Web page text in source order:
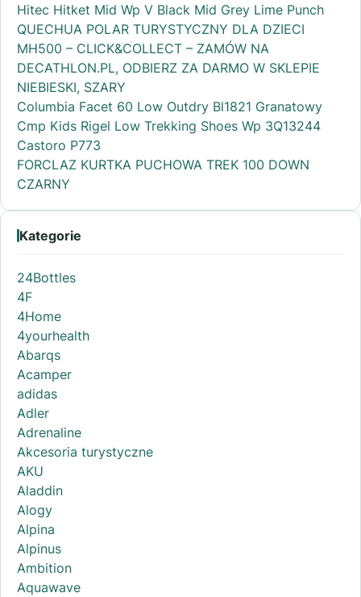
Hitec Hitket Mid Wp V Black Mid Grey Lime Punch
QUECHUA POLAR TURYSTYCZNY DLA DZIECI
MH500 – CLICK&COLLECT – ZAMÓW NA
DECATHLON.PL, ODBIERZ ZA DARMO W SKLEPIE
NIEBIESKI, SZARY
Columbia Facet 60 Low Outdry Bl1821 Granatowy
Cmp Kids Rigel Low Trekking Shoes Wp 3Q13244
Castoro P773
FORCLAZ KURTKA PUCHOWA TREK 100 DOWN
CZARNY
Kategorie
24Bottles
4F
4Home
4yourhealth
Abarqs
Acamper
adidas
Adler
Adrenaline
Akcesoria turystyczne
AKU
Aladdin
Alogy
Alpina
Alpinus
Ambition
Aquawave